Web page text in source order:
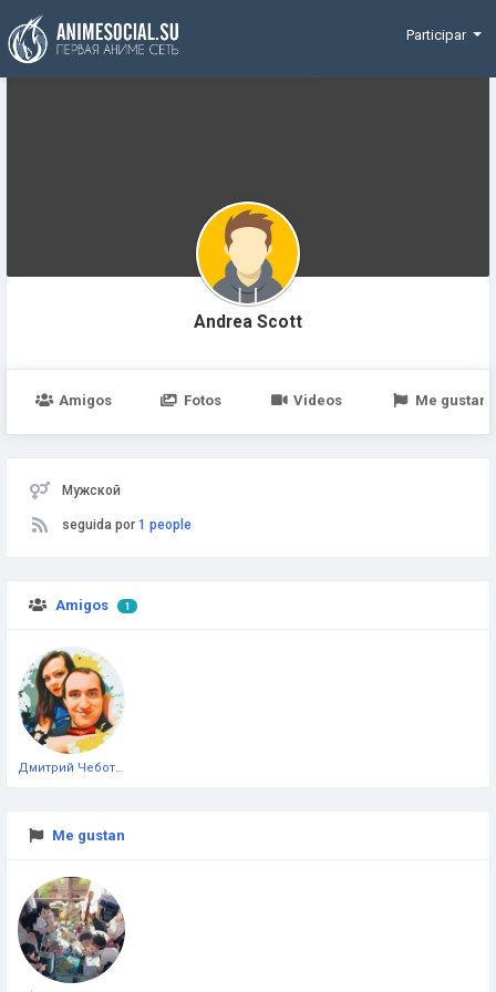
Funding
Participar
Andrea Scott
Amigos Fotos Videos Me gustan
Мужской
seguida por 1 people
Amigos 1
Me gustan